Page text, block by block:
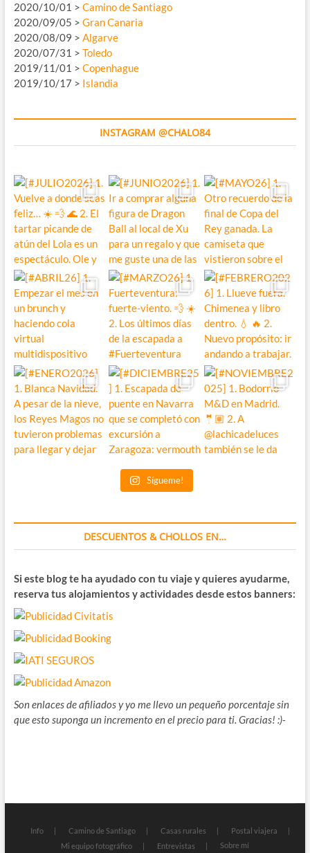
2020/10/01 > Camino de Santiago
2020/09/05 > Gran Canaria
2020/08/09 > Algarve
2020/07/31 > Toledo
2019/11/01 > Copenhague
2019/10/17 > Islandia
INSTAGRAM @CHALO84
Sígueme!
DESCUENTOS & CHOLLOS EN…
Si este blog te ha ayudado con tu viaje y quieres ayudarme,
reserva tus alojamientos y actividades desde estos banners:
Son enlaces de afiliados y yo me llevo un pequeño porcentaje sin
que esto suponga un incremento en el precio para ti. Gracias! :)-
Info Camino de Santiago Casas rurales
Postal viajera
Mi equipo fotográfico
Entrevistas Sobre mí